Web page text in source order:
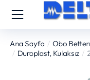
You are here:
Ana Sayfa Obo
Duroplast, Kulaksız